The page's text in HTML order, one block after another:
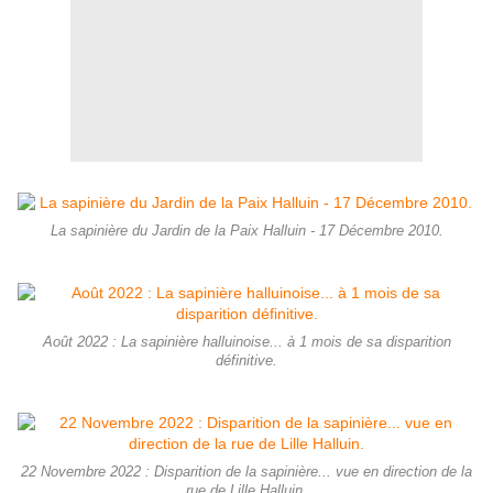
La sapinière du Jardin de la Paix Halluin - 17 Décembre 2010.
Août 2022 : La sapinière halluinoise... à 1 mois de sa disparition
définitive.
22 Novembre 2022 : Disparition de la sapinière... vue en direction de la